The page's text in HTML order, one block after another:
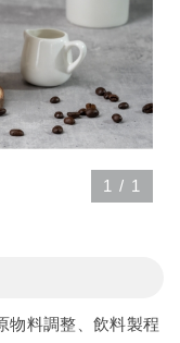
1 / 1
物料調整、飲料製程